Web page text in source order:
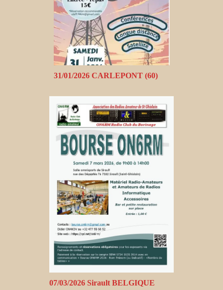
31/01/2026 CARLEPONT (60)
07/03/2026 Sirault BELGIQUE